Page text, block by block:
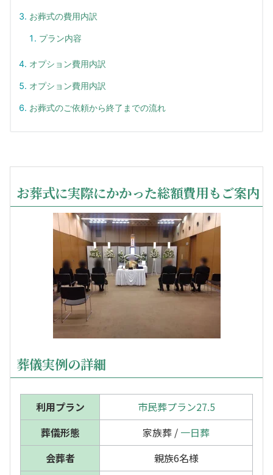
お葬式の費用内訳
プラン内容
オプション費用内訳
オプション費用内訳
お葬式のご依頼から終了までの流れ
お葬式に実際にかかった総額費用もご案内
葬儀実例の詳細
利用プラン
市民葬プラン27.5
葬儀形態
家族葬 / 一日葬
会葬者
親族6名様